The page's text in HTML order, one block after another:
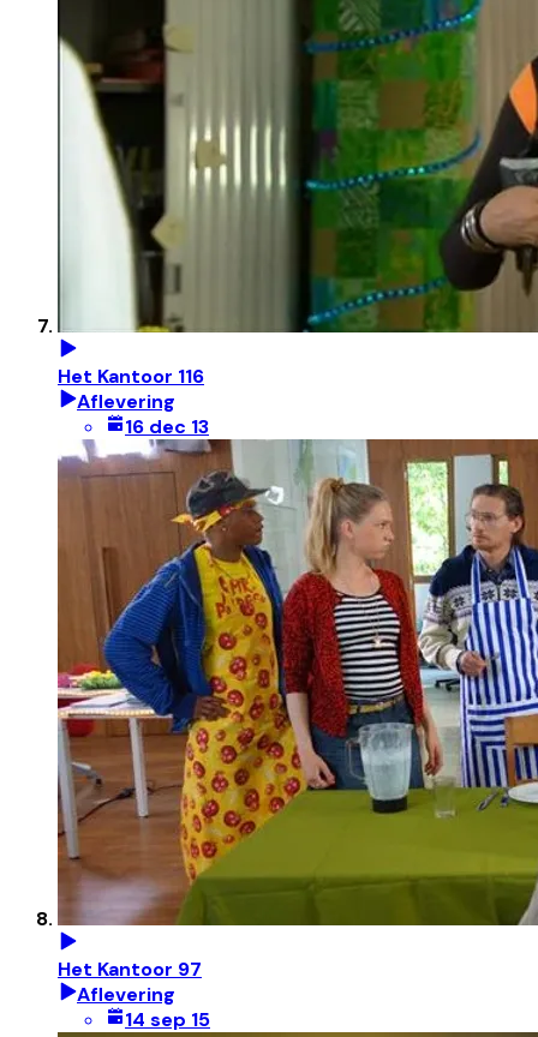
Het Kantoor 116
Aflevering
16 dec 13
Het Kantoor 97
Aflevering
14 sep 15